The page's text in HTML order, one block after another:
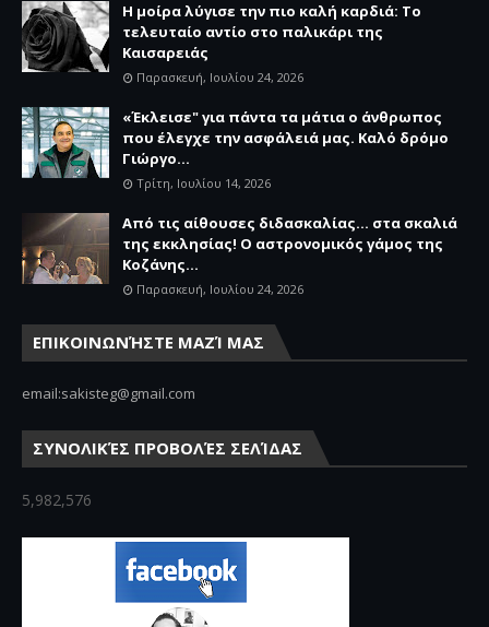
Η μοίρα λύγισε την πιο καλή καρδιά: Το
τελευταίο αντίο στο παλικάρι της
Καισαρειάς
Παρασκευή, Ιουλίου 24, 2026
«Έκλεισε" για πάντα τα μάτια ο άνθρωπος
που έλεγχε την ασφάλειά μας. Καλό δρόμο
Γιώργο...
Τρίτη, Ιουλίου 14, 2026
Από τις αίθουσες διδασκαλίας… στα σκαλιά
της εκκλησίας! Ο αστρονομικός γάμος της
Κοζάνης...
Παρασκευή, Ιουλίου 24, 2026
ΕΠΙΚΟΙΝΩΝΉΣΤΕ ΜΑΖΊ ΜΑΣ
email:sakisteg@gmail.com
ΣΥΝΟΛΙΚΈΣ ΠΡΟΒΟΛΈΣ ΣΕΛΊΔΑΣ
5,982,576